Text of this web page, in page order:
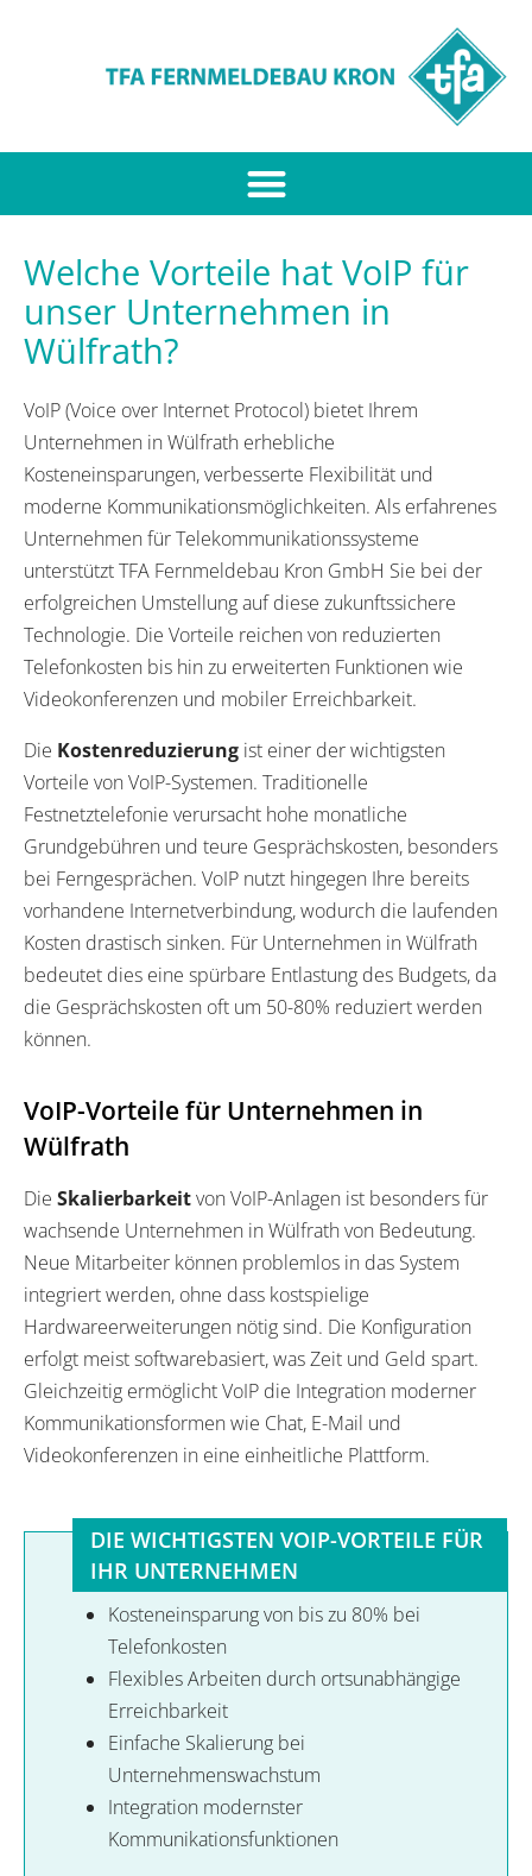
Welche Vorteile hat VoIP für
unser Unternehmen in
Wülfrath?
VoIP (Voice over Internet Protocol) bietet Ihrem
Unternehmen in Wülfrath erhebliche
Kosteneinsparungen, verbesserte Flexibilität und
moderne Kommunikationsmöglichkeiten. Als erfahrenes
Unternehmen für Telekommunikationssysteme
unterstützt TFA Fernmeldebau Kron GmbH Sie bei der
erfolgreichen Umstellung auf diese zukunftssichere
Technologie. Die Vorteile reichen von reduzierten
Telefonkosten bis hin zu erweiterten Funktionen wie
Videokonferenzen und mobiler Erreichbarkeit.
Die Kostenreduzierung ist einer der wichtigsten
Vorteile von VoIP-Systemen. Traditionelle
Festnetztelefonie verursacht hohe monatliche
Grundgebühren und teure Gesprächskosten, besonders
bei Ferngesprächen. VoIP nutzt hingegen Ihre bereits
vorhandene Internetverbindung, wodurch die laufenden
Kosten drastisch sinken. Für Unternehmen in Wülfrath
bedeutet dies eine spürbare Entlastung des Budgets, da
die Gesprächskosten oft um 50-80% reduziert werden
können.
VoIP-Vorteile für Unternehmen in
Wülfrath
Die Skalierbarkeitvon VoIP-Anlagen ist besonders für
wachsende Unternehmen in Wülfrath von Bedeutung.
Neue Mitarbeiter können problemlos in das System
integriert werden, ohne dass kostspielige
Hardwareerweiterungen nötig sind. Die Konfiguration
erfolgt meist softwarebasiert, was Zeit und Geld spart.
Gleichzeitig ermöglicht VoIP die Integration moderner
Kommunikationsformen wie Chat, E-Mail und
Videokonferenzen in eine einheitliche Plattform.
DIE WICHTIGSTEN VOIP-VORTEILE FÜR
IHR UNTERNEHMEN
Kosteneinsparung von bis zu 80% bei
Telefonkosten
Flexibles Arbeiten durch ortsunabhängige
Erreichbarkeit
Einfache Skalierung bei
Unternehmenswachstum
Integration modernster
Kommunikationsfunktionen